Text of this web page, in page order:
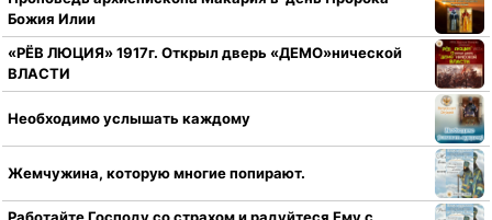
Божия Илии
«РЁВ ЛЮЦИЯ» 1917г. Открыл дверь «ДЕМО»нической
ВЛАСТИ
Необходимо услышать каждому
Жемчужина, которую многие попирают.